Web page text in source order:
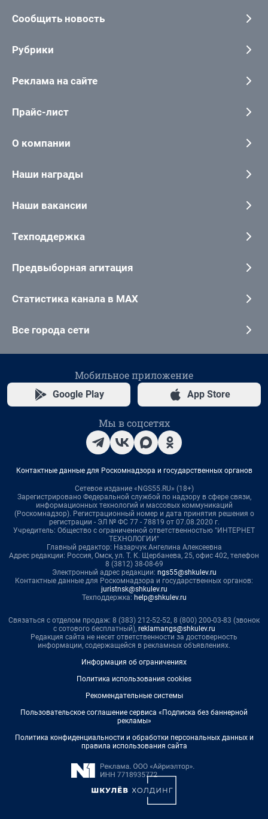
Сообщить новость
Рубрики
Реклама на сайте
Прайс-лист
О компании
Наши награды
Наши вакансии
Техподдержка
Предвыборная агитация
Статистика канала в MAX
Все города сети
Мобильное приложение
Google Play App Store
Мы в соцсетях
Контактные данные для Роскомнадзора и государственных органов
Сетевое издание «NGS55.RU» (18+)
Зарегистрировано Федеральной службой по надзору в сфере связи,
информационных технологий и массовых коммуникаций
(Роскомнадзор). Регистрационный номер и дата принятия решения о
регистрации - ЭЛ № ФС 77 - 78819 от 07.08.2020 г.
Учредитель: Общество с ограниченной ответственностью "ИНТЕРНЕТ
ТЕХНОЛОГИИ"
Главный редактор: Назарчук Ангелина Алексеевна
Адрес редакции: Россия, Омск, ул. Т. К. Щербанева, 25, офис 402, телефон
8 (3812) 38-08-69
Электронный адрес редакции: ngs55@shkulev.ru
Контактные данные для Роскомнадзора и государственных органов:
juristnsk@shkulev.ru
Техподдержка: help@shkulev.ru
Связаться с отделом продаж: 8 (383) 212-52-52, 8 (800) 200-03-83 (звонок
с сотового бесплатный), reklamangs@shkulev.ru
Редакция сайта не несет ответственности за достоверность
информации, содержащейся в рекламных объявлениях.
Информация об ограничениях
Политика использования cookies
Рекомендательные системы
Пользовательское соглашение сервиса «Подписка без баннерной
рекламы»
Политика конфиденциальности и обработки персональных данных и
правила использования сайта